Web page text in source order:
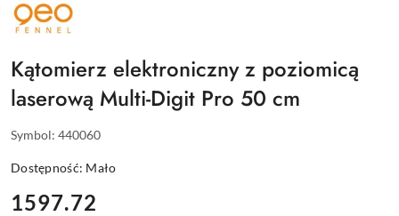
NAZWA
PRODUCENTA:
GEO
Kątomierz elektroniczny z poziomicą
laserową Multi-Digit Pro 50 cm
Symbol: 440060
Dostępność: Mało
cena:
1597.72